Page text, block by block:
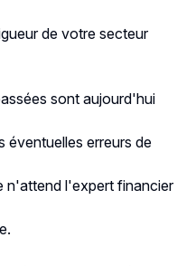
de votre secteur
sont aujourd'hui
éventuelles erreurs de
n'attend l'expert financier